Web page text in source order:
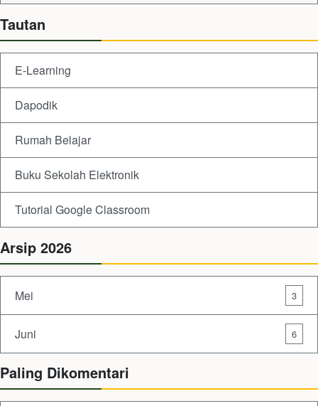
Tautan
E-Learning
Dapodik
Rumah Belajar
Buku Sekolah Elektronik
Tutorial Google Classroom
Arsip 2026
Mei 3
Juni 6
Paling Dikomentari